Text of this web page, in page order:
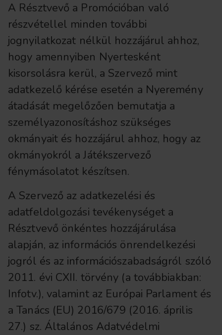
A Résztvevő a Promócióban való
részvétellel minden további
jognyilatkozat nélkül hozzájárul ahhoz,
hogy amennyiben Nyertesként
kisorsolásra kerül, a Szervező mint
adatkezelő kérése esetén a Nyeremény
átadását megelőzően bemutatja a
személyazonosításhoz szükséges
okmányait és hozzájárul ahhoz, hogy az
okmányokról a Játékszervező
fénymásolatot készítsen.
A Szervező az adatkezelési és
adatfeldolgozási tevékenységet a
Résztvevő önkéntes hozzájárulása
alapján, az információs önrendelkezési
jogról és az információszabadságról szóló
2011. évi CXII. törvény (a továbbiakban:
Infotv.), valamint az Európai Parlament és
a Tanács (EU) 2016/679 (2016. április
27.) sz. Általános Adatvédelmi